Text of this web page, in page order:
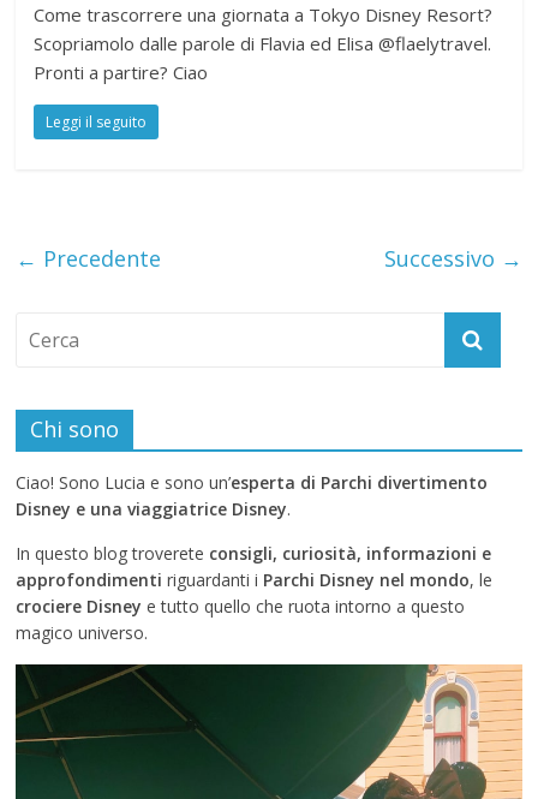
Come trascorrere una giornata a Tokyo Disney Resort?
Scopriamolo dalle parole di Flavia ed Elisa @flaelytravel.
Pronti a partire? Ciao
Leggi il seguito
← Precedente Successivo →
Chi sono
Ciao! Sono Lucia e sono un’esperta di Parchi divertimento
Disney e una viaggiatrice Disney.
In questo blog troverete consigli, curiosità, informazioni e
approfondimenti riguardanti i Parchi Disney nel mondo, le
crociere Disney e tutto quello che ruota intorno a questo
magico universo.